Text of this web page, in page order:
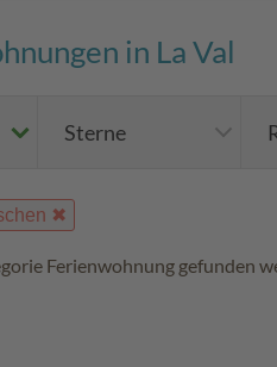
in La Val
Sterne
Ferienwohnung gefunden